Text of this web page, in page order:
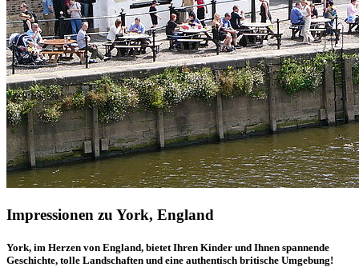
Impressionen zu York, England
York, im Herzen von England, bietet Ihren Kinder und Ihnen spannende
Geschichte, tolle Landschaften und eine authentisch britische Umgebung!